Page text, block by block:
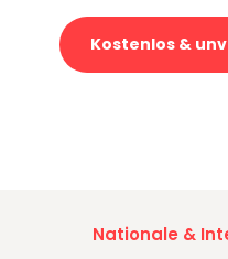
Kostenlos &
Nationale &